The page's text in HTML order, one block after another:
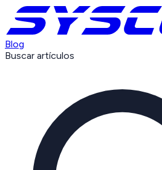
Blog
Buscar artículos